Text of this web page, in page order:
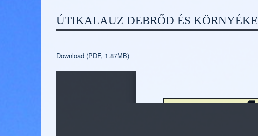
ÚTIKALAUZ DEBRŐD ÉS KÖRNYÉKE
Download (PDF, 1.87MB)